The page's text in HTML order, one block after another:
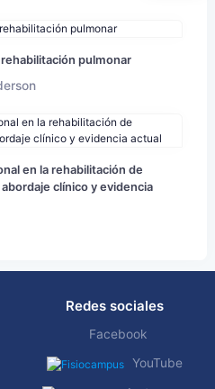
pulmonar
en la rehabilitación de
clínico y evidencia
Redes sociales
Facebook
YouTube